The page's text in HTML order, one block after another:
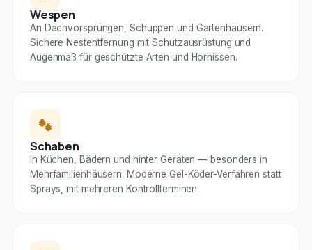
Wespen
An Dachvorsprüngen, Schuppen und Gartenhäusern.
Sichere Nestentfernung mit Schutzausrüstung und
Augenmaß für geschützte Arten und Hornissen.
Schaben
In Küchen, Bädern und hinter Geräten — besonders in
Mehrfamilienhäusern. Moderne Gel-Köder-Verfahren statt
Sprays, mit mehreren Kontrollterminen.